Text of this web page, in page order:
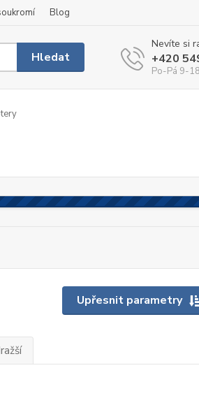
Blog
Hledat
Nevíte si
+420
Po-Pá 9-
Upřesnit parametry